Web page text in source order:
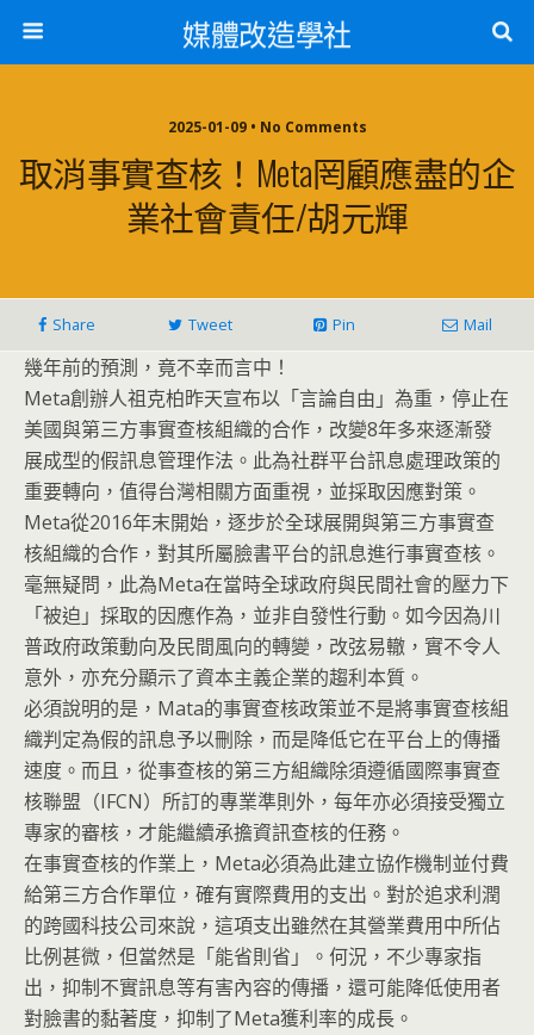
媒體改造學社
2025-01-09 • No Comments
取消事實查核！meta罔顧應盡的企
業社會責任/胡元輝
Share Tweet Pin Mail
幾年前的預測，竟不幸而言中！
Meta創辦人祖克柏昨天宣布以「言論自由」為重，停止在
美國與第三方事實查核組織的合作，改變8年多來逐漸發
展成型的假訊息管理作法。此為社群平台訊息處理政策的
重要轉向，值得台灣相關方面重視，並採取因應對策。
Meta從2016年末開始，逐步於全球展開與第三方事實查
核組織的合作，對其所屬臉書平台的訊息進行事實查核。
毫無疑問，此為Meta在當時全球政府與民間社會的壓力下
「被迫」採取的因應作為，並非自發性行動。如今因為川
普政府政策動向及民間風向的轉變，改弦易轍，實不令人
意外，亦充分顯示了資本主義企業的趨利本質。
必須說明的是，Mata的事實查核政策並不是將事實查核組
織判定為假的訊息予以刪除，而是降低它在平台上的傳播
速度。而且，從事查核的第三方組織除須遵循國際事實查
核聯盟（IFCN）所訂的專業準則外，每年亦必須接受獨立
專家的審核，才能繼續承擔資訊查核的任務。
在事實查核的作業上，Meta必須為此建立協作機制並付費
給第三方合作單位，確有實際費用的支出。對於追求利潤
的跨國科技公司來說，這項支出雖然在其營業費用中所佔
比例甚微，但當然是「能省則省」。何況，不少專家指
出，抑制不實訊息等有害內容的傳播，還可能降低使用者
對臉書的黏著度，抑制了Meta獲利率的成長。